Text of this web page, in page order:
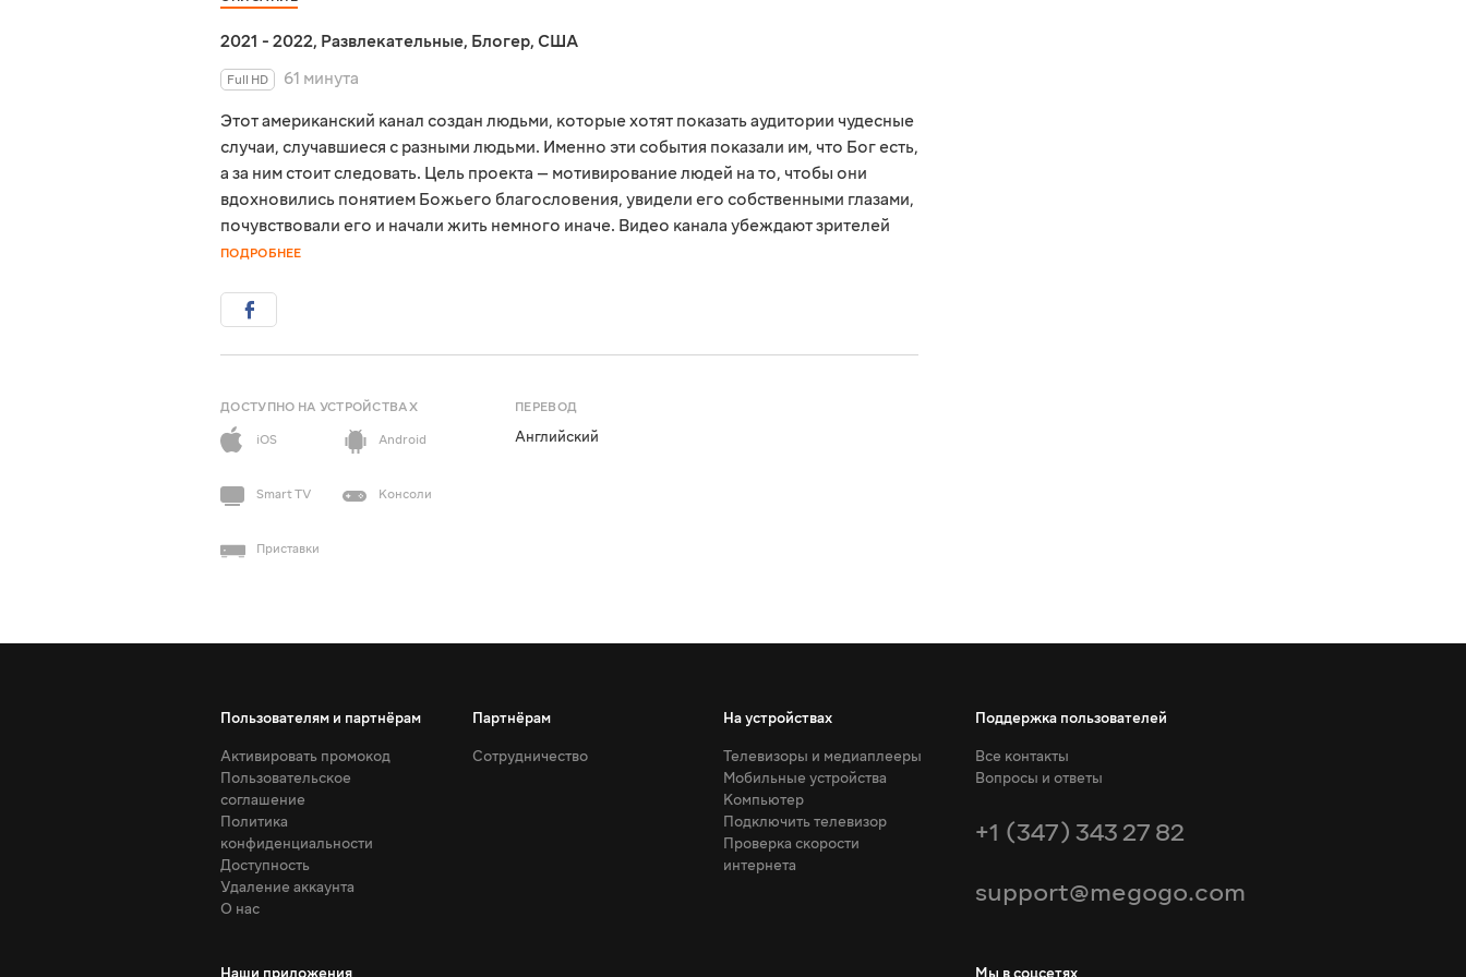
2021 - 2022, Развлекательные, Блогер, США
Full HD
61 минута
Этот американский канал создан людьми, которые хотят показать аудитории чудесные
случаи, случавшиеся с разными людьми. Именно эти события показали им, что Бог есть,
а за ним стоит следовать. Цель проекта — мотивирование людей на то, чтобы они
вдохновились понятием Божьего благословения, увидели его собственными глазами,
почувствовали его и начали жить немного иначе. Видео канала убеждают зрителей
ПОДРОБНЕЕ
ДОСТУПНО НА УСТРОЙСТВАХ
iOS
Android
Smart TV Консоли
Приставки
ПЕРЕВОД
Английский
Пользователям и партнёрам
Активировать промокод
Пользовательское
соглашение
Политика
конфиденциальности
Доступность
Удаление аккаунта
О нас
Партнёрам
Сотрудничество
На устройствах
Телевизоры и медиаплееры
Мобильные устройства
Компьютер
Подключить телевизор
Проверка скорости
интернета
Поддержка пользователей
Все контакты
Вопросы и ответы
+1 (347) 343 27 82
support@megogo.com